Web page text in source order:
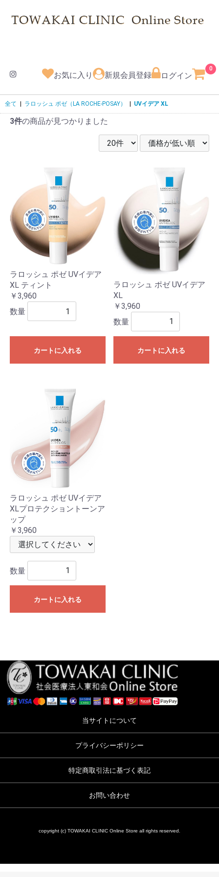
お気に入り 新規会員登録 ログイン
0
全て ラロッシュ ポゼ（LA ROCHE-POSAY） UVイデア XL
3件の商品が見つかりました
ラロッシュ ポゼ UVイデア
XL ティント
￥3,960
数量
カートに入れる
ラロッシュ ポゼ UVイデア
XL
￥3,960
数量
カートに入れる
ラロッシュ ポゼ UVイデア
XLプロテクショントーンア
ップ
￥3,960
数量
カートに入れる
当サイトについて
プライバシーポリシー
特定商取引法に基づく表記
お問い合わせ
copyright (c) TOWAKAI CLINIC Online Store all rights reserved.